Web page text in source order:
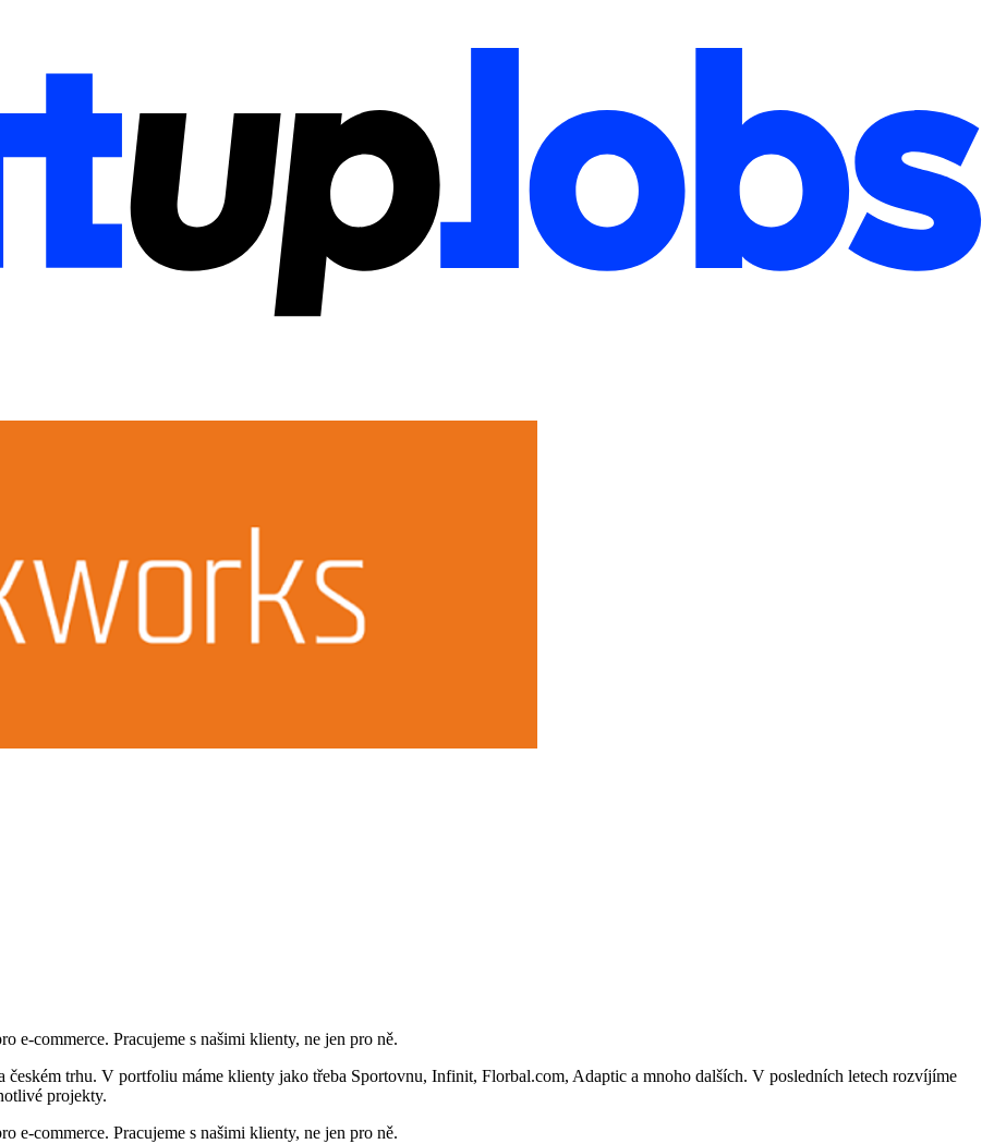
e-commerce. Pracujeme s našimi klienty, ne jen pro ně.
českém trhu. V portfoliu máme klienty jako třeba Sportovnu, Infinit, Florbal.com, Adaptic a mnoho dalších. V posledních letech rozvíjíme
projekty.
e-commerce. Pracujeme s našimi klienty, ne jen pro ně.